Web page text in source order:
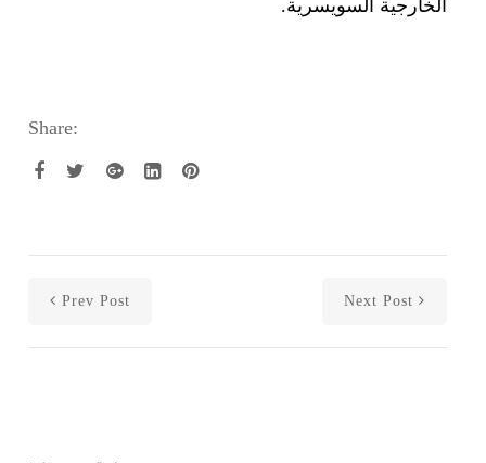
الخارجية السويسرية.
Share:
Prev Post Next Post